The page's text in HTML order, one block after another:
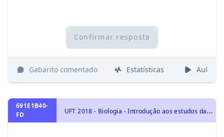
Confirmar resposta
Gabarito comentado Estatísticas Aulas
691E1B40-
FD
U
FT 2018 - Biologia - Introdução aos estudos das Plantas, Identidade dos seres vivos